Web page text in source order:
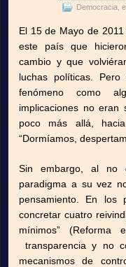
Democracia
El 15 de Mayo de
este país que
cambio y que
luchas políticas.
fenómeno como
implicaciones no eran
poco más allá,
“Dormíamos,
Sin embargo, al no
paradigma a su vez
pensamiento. En los
concretar cuatro
mínimos” (Reforma
transparencia y no
mecanismos de